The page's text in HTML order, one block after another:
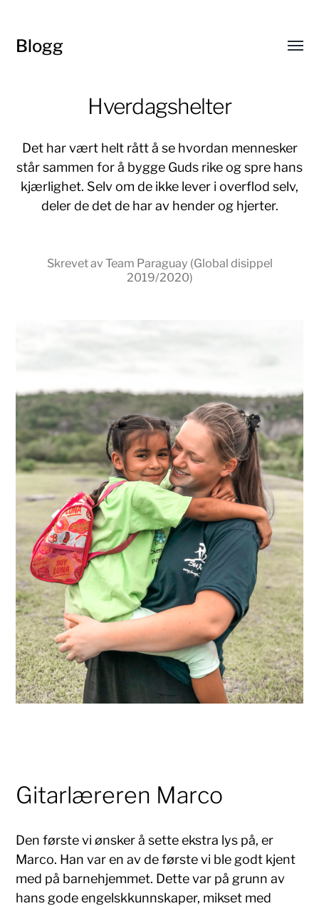
Blogg
Hverdagshelter
Det har vært helt rått å se hvordan mennesker
står sammen for å bygge Guds rike og spre hans
kjærlighet. Selv om de ikke lever i overflod selv,
deler de det de har av hender og hjerter.
Skrevet av Team Paraguay (Global disippel
2019/2020)
Gitarlæreren Marco
Den første vi ønsker å sette ekstra lys på, er
Marco. Han var en av de første vi ble godt kjent
med på barnehjemmet. Dette var på grunn av
hans gode engelskkunnskaper, mikset med